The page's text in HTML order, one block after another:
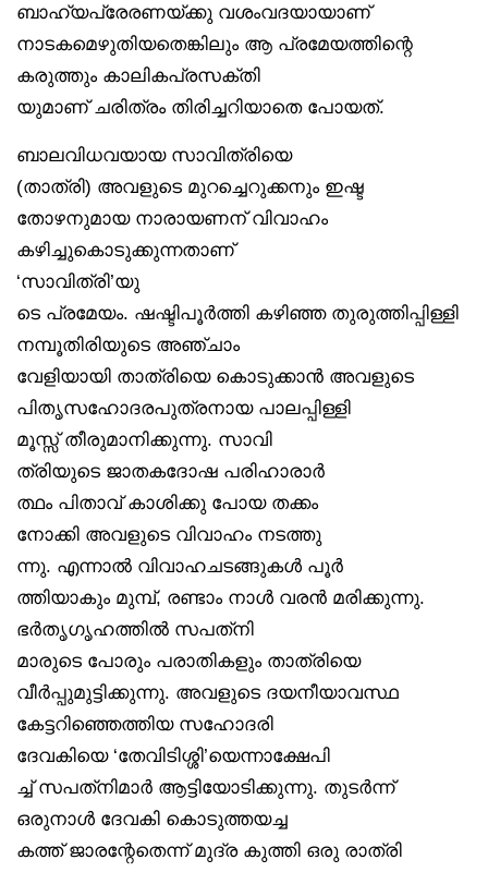
ബാഹ്യപ്രേരണയ്ക്കു വശംവദയായാണ്
നാടകമെഴുതിയതെങ്കിലും ആ പ്രമേയത്തിന്റെ
കരുത്തും കാലികപ്രസക്തി
യുമാണ് ചരിത്രം തിരിച്ചറിയാതെ പോയത്.
ബാലവിധവയായ സാവിത്രിയെ
(താത്രി) അവളുടെ മുറച്ചെറുക്കനും ഇഷ്ട
തോഴനുമായ നാരായണന് വിവാഹം
കഴിച്ചുകൊടുക്കുന്നതാണ്
‘സാവിത്രി’യു
ടെ പ്രമേയം. ഷഷ്ടിപൂർത്തി കഴിഞ്ഞ തുരുത്തിപ്പിള്ളി
നമ്പൂതിരിയുടെ അഞ്ചാം
വേളിയായി താത്രിയെ കൊടുക്കാൻ അവളുടെ
പിതൃസഹോദരപുത്രനായ പാലപ്പിള്ളി
മൂസ്സ് തീരുമാനിക്കുന്നു. സാവി
ത്രിയുടെ ജാതകദോഷ പരിഹാരാർ
ത്ഥം പിതാവ് കാശിക്കു പോയ തക്കം
നോക്കി അവളുടെ വിവാഹം നടത്തു
ന്നു. എന്നാൽ വിവാഹചടങ്ങുകൾ പൂർ
ത്തിയാകും മുമ്പ്, രണ്ടാം നാൾ വരൻ മരിക്കുന്നു.
ഭർതൃഗൃഹത്തിൽ സപത്‌നി
മാരുടെ പോരും പരാതികളും താത്രിയെ
വീർപ്പുമുട്ടിക്കുന്നു. അവളുടെ ദയനീയാവസ്ഥ
കേട്ടറിഞ്ഞെത്തിയ സഹോദരി
ദേവകിയെ ‘തേവിടിശ്ശി’യെന്നാക്ഷേപി
ച്ച് സപത്‌നിമാർ ആട്ടിയോടിക്കുന്നു. തുടർന്ന്
ഒരുനാൾ ദേവകി കൊടുത്തയച്ച
കത്ത് ജാരന്റേതെന്ന് മുദ്ര കുത്തി ഒരു രാത്രി